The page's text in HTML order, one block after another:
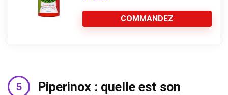
COMMANDEZ
Piperinox : quelle est son